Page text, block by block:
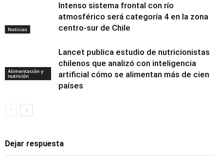
Noticias
Intenso sistema frontal con río
atmosférico será categoría 4 en la zona
centro-sur de Chile
Alimentación y
nutrición
Lancet publica estudio de nutricionistas
chilenos que analizó con inteligencia
artificial cómo se alimentan más de cien
países
Dejar respuesta